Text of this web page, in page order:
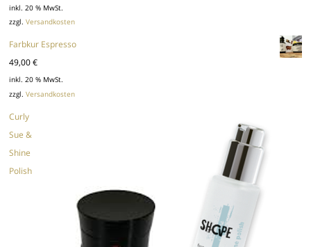
inkl. 20 % MwSt.
zzgl.Versandkosten
Farbkur Espresso
49,00€
inkl. 20 % MwSt.
zzgl.Versandkosten
Curly
Sue &
Shine
Polish